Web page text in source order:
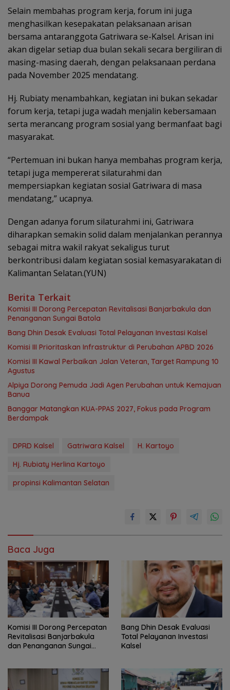
Selain membahas program kerja, forum ini juga
menghasilkan kesepakatan pelaksanaan arisan
bersama antaranggota Gatriwara se-Kalsel. Arisan ini
akan digelar setiap dua bulan sekali secara bergiliran di
masing-masing daerah, dengan pelaksanaan perdana
pada November 2025 mendatang.
Hj. Rubiaty menambahkan, kegiatan ini bukan sekadar
forum kerja, tetapi juga wadah menjalin kebersamaan
serta merancang program sosial yang bermanfaat bagi
masyarakat.
“Pertemuan ini bukan hanya membahas program kerja,
tetapi juga mempererat silaturahmi dan
mempersiapkan kegiatan sosial Gatriwara di masa
mendatang,” ucapnya.
Dengan adanya forum silaturahmi ini, Gatriwara
diharapkan semakin solid dalam menjalankan perannya
sebagai mitra wakil rakyat sekaligus turut
berkontribusi dalam kegiatan sosial kemasyarakatan di
Kalimantan Selatan.(YUN)
Berita Terkait
‎Komisi III Dorong Percepatan Revitalisasi Banjarbakula dan
Penanganan Sungai Batola
‎Bang Dhin Desak Evaluasi Total Pelayanan Investasi Kalsel
‎Komisi III Prioritaskan Infrastruktur di Perubahan APBD 2026
Komisi III Kawal Perbaikan Jalan Veteran, Target Rampung 10
Agustus
‎Alpiya Dorong Pemuda Jadi Agen Perubahan untuk Kemajuan
Banua ‎
‎Banggar Matangkan KUA-PPAS 2027, Fokus pada Program
Berdampak
DPRD Kalsel Gatriwara Kalsel
H. Kartoyo
Hj. Rubiaty Herlina Kartoyo
propinsi Kalimantan Selatan
Baca Juga
‎Komisi III Dorong Percepatan
Revitalisasi Banjarbakula
dan Penanganan Sungai
‎Bang Dhin Desak Evaluasi
Total Pelayanan Investasi
Kalsel